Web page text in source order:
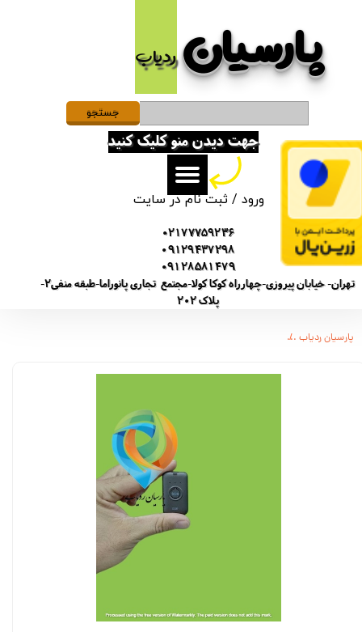
پارسیان​​​​​​​ردیاب
ورود /ثبت نام در سایت
حساب کاربری من
تغییر گذر واژه
سفارشات
خروج از حساب کاربری
02177759236
09129437298
09128581479
تهران- خیابان پیروزی-چهارراه کوکا کولا-مجتمع تجاری پانوراما-طبقه منفی2-
پلاک 202
جهت دیدن منو کلیک کنید
جستجو
پارسیان ردیاب